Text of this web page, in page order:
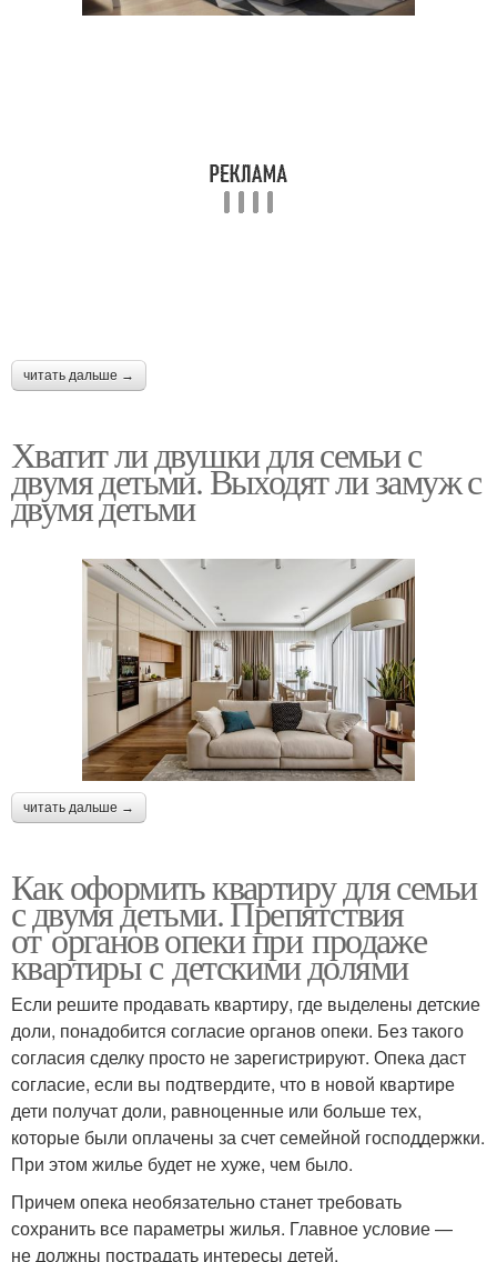
читать дальше →
Хватит ли двушки для семьи с
двумя детьми. Выходят ли замуж с
двумя детьми
читать дальше →
Как оформить квартиру для семьи
с двумя детьми. Препятствия
от органов опеки при продаже
квартиры с детскими долями
Если решите продавать квартиру, где выделены детские
доли, понадобится согласие органов опеки. Без такого
согласия сделку просто не зарегистрируют. Опека даст
согласие, если вы подтвердите, что в новой квартире
дети получат доли, равноценные или больше тех,
которые были оплачены за счет семейной господдержки.
При этом жилье будет не хуже, чем было.
Причем опека необязательно станет требовать
сохранить все параметры жилья. Главное условие —
не должны пострадать интересы детей.